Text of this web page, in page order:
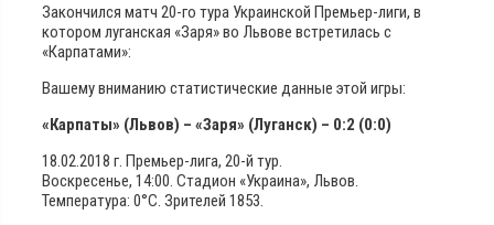
Закончился матч 20-го тура Украинской Премьер-лиги, в
котором луганская «Заря» во Львове встретилась с
«Карпатами»:
Вашему вниманию статистические данные этой игры:
«Карпаты» (Львов) – «Заря» (Луганск) – 0:2 (0:0)
18.02.2018 г. Премьер-лига, 20-й тур.
Воскресенье, 14:00. Стадион «Украина», Львов.
Температура: 0°С. Зрителей 1853.